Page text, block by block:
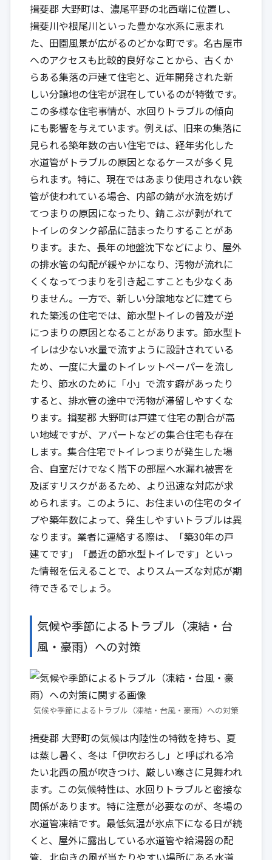
揖斐郡 大野町は、濃尾平野の北西端に位置し、
揖斐川や根尾川といった豊かな水系に恵まれ
た、田園風景が広がるのどかな町です。名古屋市
へのアクセスも比較的良好なことから、古くか
らある集落の戸建て住宅と、近年開発された新
しい分譲地の住宅が混在しているのが特徴です。
この多様な住宅事情が、水回りトラブルの傾向
にも影響を与えています。例えば、旧来の集落に
見られる築年数の古い住宅では、経年劣化した
水道管がトラブルの原因となるケースが多く見
られます。特に、現在ではあまり使用されない鉄
管が使われている場合、内部の錆が水流を妨げ
てつまりの原因になったり、錆こぶが剥がれて
トイレのタンク部品に詰まったりすることがあ
ります。また、長年の地盤沈下などにより、屋外
の排水管の勾配が緩やかになり、汚物が流れに
くくなってつまりを引き起こすことも少なくあ
りません。一方で、新しい分譲地などに建てら
れた築浅の住宅では、節水型トイレの普及が逆
につまりの原因となることがあります。節水型ト
イレは少ない水量で流すように設計されている
ため、一度に大量のトイレットペーパーを流し
たり、節水のために「小」で流す癖があったり
すると、排水管の途中で汚物が滞留しやすくな
ります。揖斐郡 大野町は戸建て住宅の割合が高
い地域ですが、アパートなどの集合住宅も存在
します。集合住宅でトイレつまりが発生した場
合、自室だけでなく階下の部屋へ水漏れ被害を
及ぼすリスクがあるため、より迅速な対応が求
められます。このように、お住まいの住宅のタイ
プや築年数によって、発生しやすいトラブルは異
なります。業者に連絡する際は、「築30年の戸
建てです」「最近の節水型トイレです」といっ
た情報を伝えることで、よりスムーズな対応が期
待できるでしょう。
気候や季節によるトラブル（凍結・台
風・豪雨）への対策
気候や季節によるトラブル（凍結・台風・豪雨）への対策
揖斐郡 大野町の気候は内陸性の特徴を持ち、夏
は蒸し暑く、冬は「伊吹おろし」と呼ばれる冷
たい北西の風が吹きつけ、厳しい寒さに見舞われ
ます。この気候特性は、水回りトラブルと密接な
関係があります。特に注意が必要なのが、冬場の
水道管凍結です。最低気温が氷点下になる日が続
くと、屋外に露出している水道管や給湯器の配
管、北向きの風が当たりやすい場所にある水道